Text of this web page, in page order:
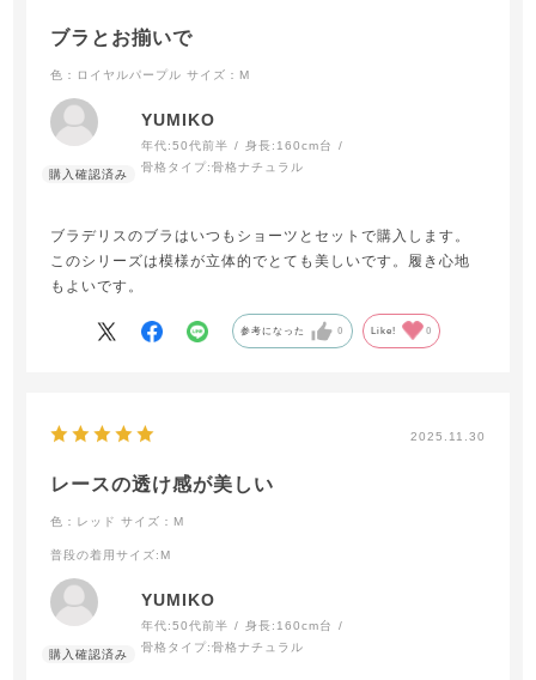
ブラとお揃いで
色：ロイヤルパープル サイズ：M
YUMIKO
年代:50代前半 身長: 160cm台
骨格タイプ:骨格ナチュラル
ブラデリスのブラはいつもショーツとセットで購入します。
このシリーズは模様が立体的でとても美しいです。履き心地
もよいです。
参考になった 0 Like! 0
2025.11.30
レースの透け感が美しい
色：レッド サイズ：M
普段の着用サイズ:M
YUMIKO
年代:50代前半 身長: 160cm台
骨格タイプ:骨格ナチュラル